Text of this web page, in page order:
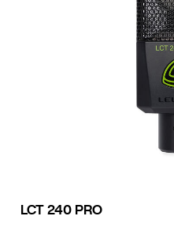
LCT 240 PRO